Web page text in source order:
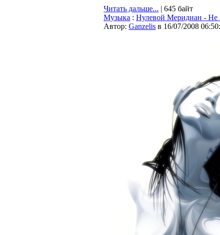
Читать дальше... | 645 байт
Музыка : Нулевой Меридиан - Не
Автор: Ganzelis в 16/07/2008